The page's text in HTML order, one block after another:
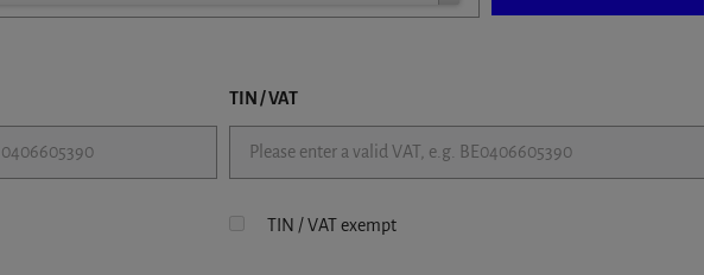
TIN / VAT
TIN / VAT exempt